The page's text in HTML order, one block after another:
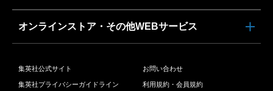
オンラインストア・その他WEBサービス
集英社公式サイト お問い合わせ
集英社プライバシーガイドライン 利用規約・会員規約